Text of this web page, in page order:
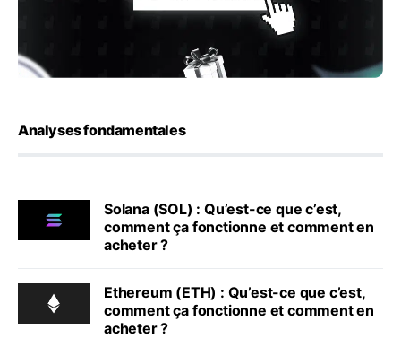
Analyses fondamentales
Solana (SOL) : Qu’est-ce que c’est,
comment ça fonctionne et comment en
acheter ?
Ethereum (ETH) : Qu’est-ce que c’est,
comment ça fonctionne et comment en
acheter ?